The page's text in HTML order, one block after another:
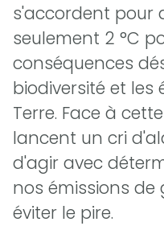
s'accordent pour
seulement 2 °C
conséquences
biodiversité et les
Terre. Face à
lancent un cri
d'agir avec
nos émissions
éviter le pire.